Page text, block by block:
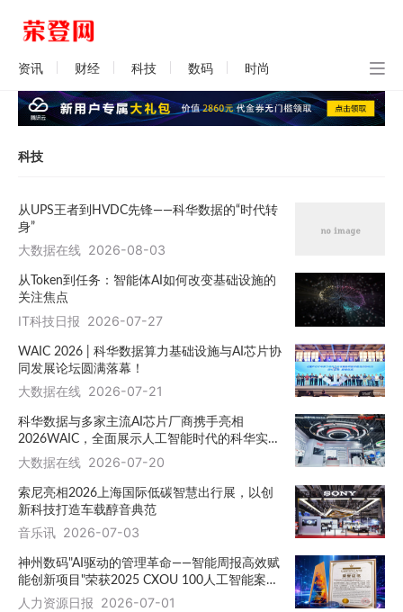
资讯 财经 科技 数码 时尚
科技
从UPS王者到HVDC先锋——科华数据的“时代转
身”
大数据在线 2026-08-03
从Token到任务：智能体AI如何改变基础设施的
关注焦点
IT科技日报 2026-07-27
WAIC 2026 | 科华数据算力基础设施与AI芯片协
同发展论坛圆满落幕！
大数据在线 2026-07-21
科华数据与多家主流AI芯片厂商携手亮相
2026WAIC，全面展示人工智能时代的科华实
力！
大数据在线 2026-07-20
索尼亮相2026上海国际低碳智慧出行展，以创
新科技打造车载醇音典范
音乐讯 2026-07-03
神州数码"AI驱动的管理革命——智能周报高效赋
能创新项目"荣获2025 CXOU 100人工智能案例
奖
人力资源日报 2026-07-01